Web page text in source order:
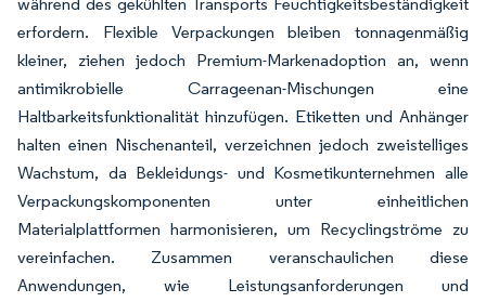
erfordern. Flexible Verpackungen bleiben tonnagenmäßig
kleiner, ziehen jedoch Premium-Markenadoption an, wenn
antimikrobielle Carrageenan-Mischungen eine
Haltbarkeitsfunktionalität hinzufügen. Etiketten und Anhänger
halten einen Nischenanteil, verzeichnen jedoch zweistelliges
Wachstum, da Bekleidungs- und Kosmetikunternehmen alle
Verpackungskomponenten unter einheitlichen
Materialplattformen harmonisieren, um Recyclingströme zu
vereinfachen. Zusammen veranschaulichen diese
Anwendungen, wie Leistungsanforderungen und